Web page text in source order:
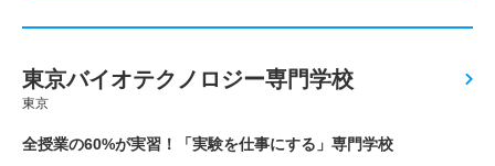
東京バイオテクノロジー専門学校
東京
全授業の60%が実習！「実験を仕事にする」専門学校